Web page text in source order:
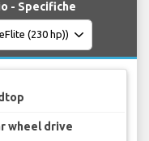
- Specifiche
wheel drive